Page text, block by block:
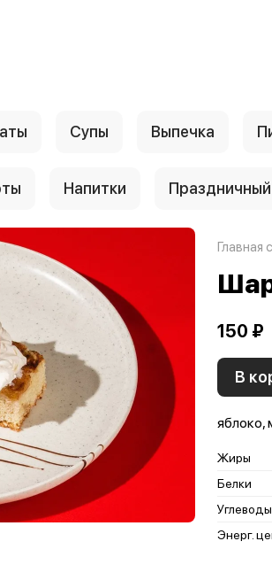
Супы Выпечка
Напитки
Главная
150 ₽
В
яблоко,
Жиры
Белки
Углеводы
Энерг.